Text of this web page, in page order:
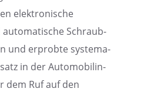
elektro­ni­sche
automa­ti­sche Schraub­
und erprobte syste­ma­
in der Automo­bil­in­
dem Ruf auf den